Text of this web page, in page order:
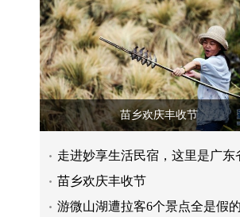
苗乡欢庆丰收节
走进妙享生活民宿，这里是广东
苗乡欢庆丰收节
游微山湖遭拉客6个景点全是假